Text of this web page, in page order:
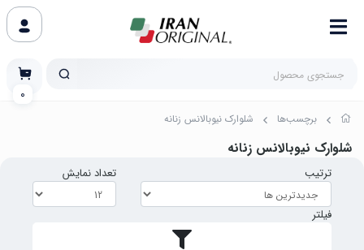
برچسب‌ها شلوارک نیوبالانس زنانه
شلوارک نیوبالانس زنانه
ترتیب تعداد نمایش
فیلتر
0